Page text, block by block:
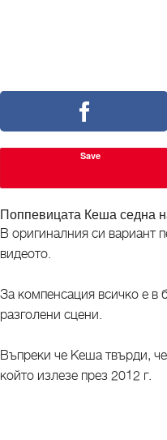
Save
Поппевицата Кеша седна
В оригиналния си вариант
видеото.
За компенсация всичко е в
разголени сцени.
Въпреки че Кеша твърди,
който излезе през 2012 г.